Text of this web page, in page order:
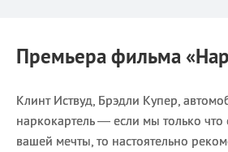
Премьера фильма
Клинт Иствуд, Брэдли Купер,
наркокартель — если мы только
вашей мечты, то настоятельно